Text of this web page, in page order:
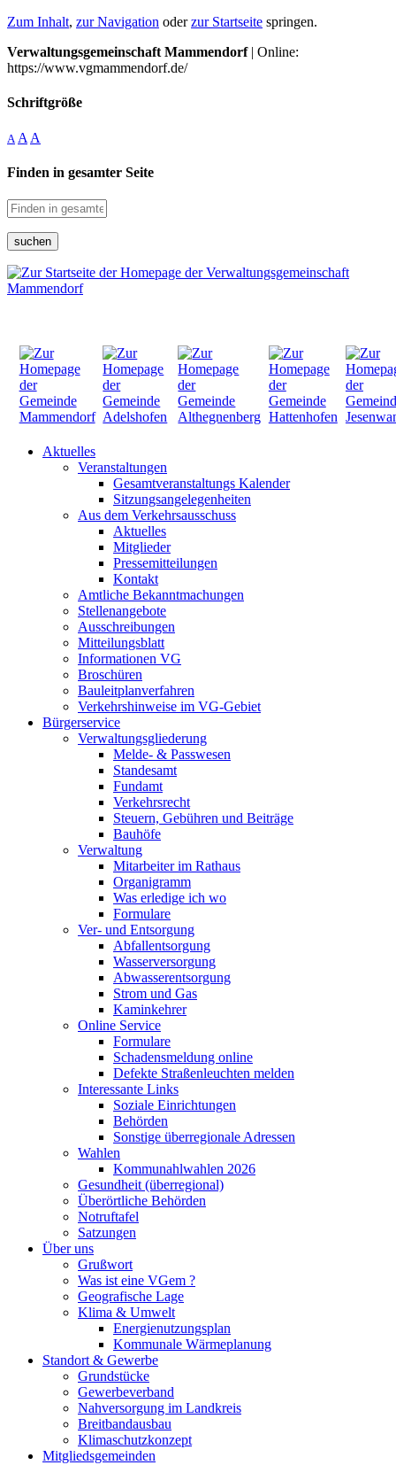
Zum Inhalt, zur Navigation oderzur Startseite springen.
Verwaltungsgemeinschaft Mammendorf| Online:
https://www.vgmammendorf.de/
Schriftgröße
A A A
Finden in gesamter Seite
suchen
Aktuelles
Veranstaltungen
Gesamtveranstaltungs Kalender
Sitzungsangelegenheiten
Aus dem Verkehrsausschuss
Aktuelles
Mitglieder
Pressemitteilungen
Kontakt
Amtliche Bekanntmachungen
Stellenangebote
Ausschreibungen
Mitteilungsblatt
Informationen VG
Broschüren
Bauleitplanverfahren
Verkehrshinweise im VG-Gebiet
Bürgerservice
Verwaltungsgliederung
Melde- & Passwesen
Standesamt
Fundamt
Verkehrsrecht
Steuern, Gebühren und Beiträge
Bauhöfe
Verwaltung
Mitarbeiter im Rathaus
Organigramm
Was erledige ich wo
Formulare
Ver- und Entsorgung
Abfallentsorgung
Wasserversorgung
Abwasserentsorgung
Strom und Gas
Kaminkehrer
Online Service
Formulare
Schadensmeldung online
Defekte Straßenleuchten melden
Interessante Links
Soziale Einrichtungen
Behörden
Sonstige überregionale Adressen
Wahlen
Kommunahlwahlen 2026
Gesundheit (überregional)
Überörtliche Behörden
Notruftafel
Satzungen
Über uns
Grußwort
Was ist eine VGem ?
Geografische Lage
Klima & Umwelt
Energienutzungsplan
Kommunale Wärmeplanung
Standort & Gewerbe
Grundstücke
Gewerbeverband
Nahversorgung im Landkreis
Breitbandausbau
Klimaschutzkonzept
Mitgliedsgemeinden